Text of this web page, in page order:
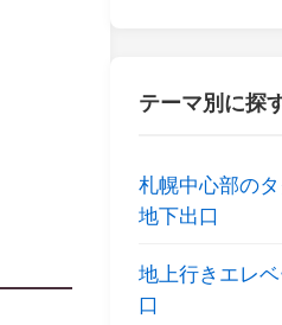
テーマ別に探
札幌中心部の
地下出口
地上行きエレ
口